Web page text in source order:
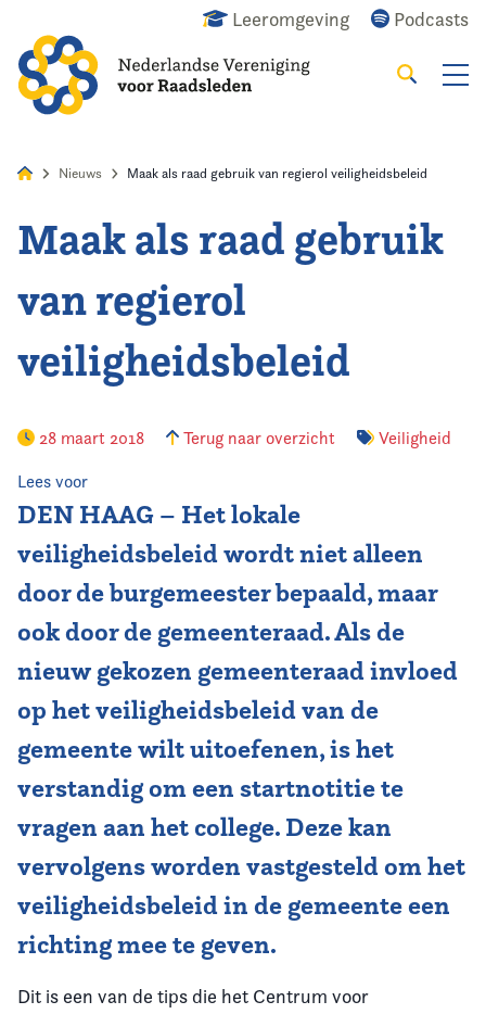
Leeromgeving Podcasts
Zoeken
Home
Agenda
Nieuws
Vereniging
Contact
Nieuws Maak als raad gebruik van regierol veiligheidsbeleid
Maak als raad gebruik
van regierol
veiligheidsbeleid
28 maart 2018 Terug naar overzicht Veiligheid
Lees voor
DEN HAAG – Het lokale
veiligheidsbeleid wordt niet alleen
door de burgemeester bepaald, maar
ook door de gemeenteraad. Als de
nieuw gekozen gemeenteraad invloed
op het veiligheidsbeleid van de
gemeente wilt uitoefenen, is het
verstandig om een startnotitie te
vragen aan het college. Deze kan
vervolgens worden vastgesteld om het
veiligheidsbeleid in de gemeente een
richting mee te geven.
Dit is een van de tips die het Centrum voor